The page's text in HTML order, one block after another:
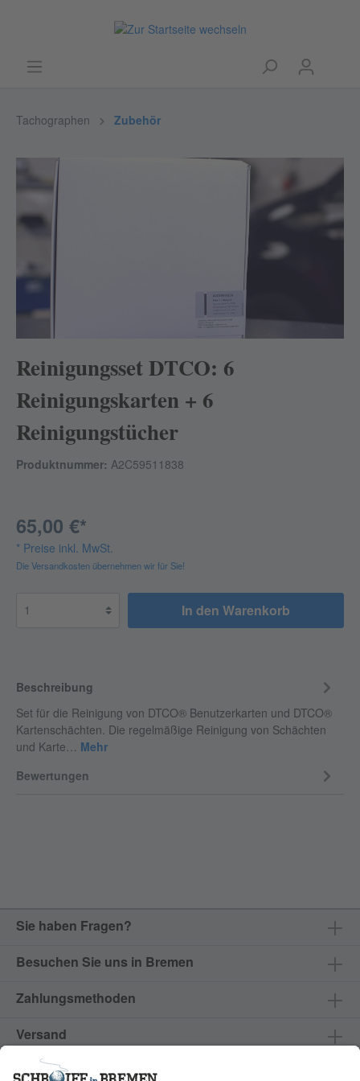
Tachographen Zubehör
Reinigungsset DTCO: 6
Reinigungskarten + 6
Reinigungstücher
Produktnummer: A2C59511838
65,00 €*
* Preise inkl. MwSt.
Die Versandkosten übernehmen wir für Sie!
In den Warenkorb
Beschreibung
Set für die Reinigung von DTCO® Benutzerkarten und DTCO®
Kartenschächten. Die regelmäßige Reinigung von Schächten
und Karte… Mehr
Bewertungen
Sie haben Fragen?
Besuchen Sie uns in Bremen
Zahlungsmethoden
Versand
Produkte & Services